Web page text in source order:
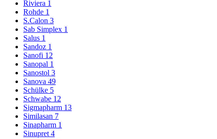
Riviera 1
Rohde 1
S.Calon 3
Sab Simplex 1
Salus 1
Sandoz 1
Sanofi 12
Sanopal 1
Sanostol 3
Sanova 49
Schülke 5
Schwabe 12
Sigmapharm 13
Similasan 7
Sinapharm 1
Sinupret 4